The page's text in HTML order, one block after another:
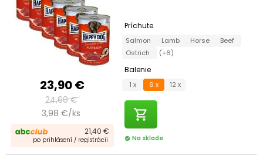
23,90 €
24,60 €
3,98 €/ks
21,40 €
po prihlásení / registrácii
Príchute
Salmon Lamb Horse
Beef
Ostrich
(+6)
Balenie
1 x 6 x 12 x
shopping_cart
check_circle Na sklade